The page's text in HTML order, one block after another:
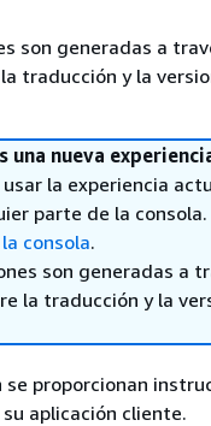
son generadas a
traducción y la
una nueva
la experiencia
parte de la
consola.
son generadas a
la traducción y la
se proporcionan
aplicación cliente.